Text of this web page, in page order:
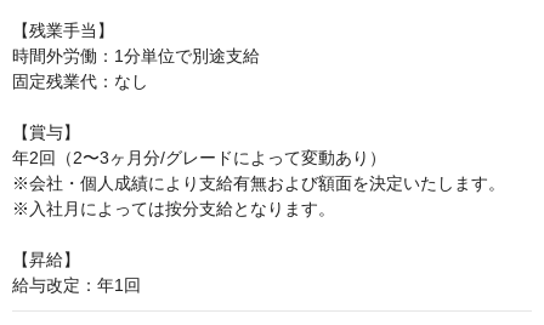
【残業手当】
時間外労働：1分単位で別途支給
固定残業代：なし
【賞与】
年2回（2〜3ヶ月分/グレードによって変動あり）
※会社・個人成績により支給有無および額面を決定いたします。
※入社月によっては按分支給となります。
【昇給】
給与改定：年1回